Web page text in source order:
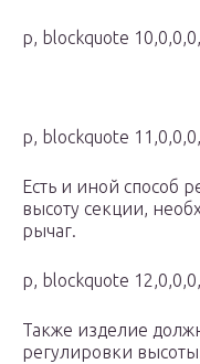
p, blockquote
p, blockquote
Есть и иной способ
высоту секции,
рычаг.
p, blockquote
Также изделие
регулировки